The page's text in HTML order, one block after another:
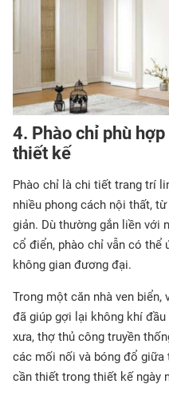
4. Phào chỉ phù
thiết kế
Phào chỉ là chi tiết trang trí
nhiều phong cách nội thất,
giản. Dù thường gắn liền với
cổ điển, phào chỉ vẫn có thể
không gian đương đại.
Trong một căn nhà ven biển,
đã giúp gợi lại không khí
xưa, thợ thủ công truyền
các mối nối và bóng đổ giữa
cần thiết trong thiết kế ngày